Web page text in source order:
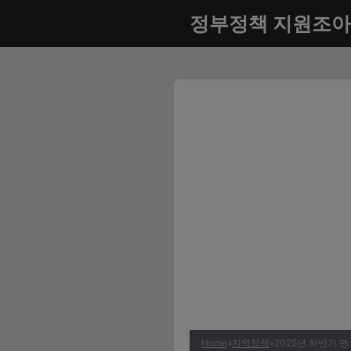
츠
정부정책 지원조아
Home»지역정책 »2025년 하반기